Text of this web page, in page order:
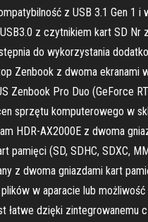
z USB 3.1 Gen 1
z czytnikiem kart SD
do wykorzystania
Zenbook z dwoma ekranami
Zenbook Pro Duo (GeForce
sprzętu komputerowego w
HDR-AX2000E z dwoma
pamięci (SD, SDHC, SDXC,
z dwoma gniazdami kart
w aparacie lub
łatwe dzięki zintegrowanemu